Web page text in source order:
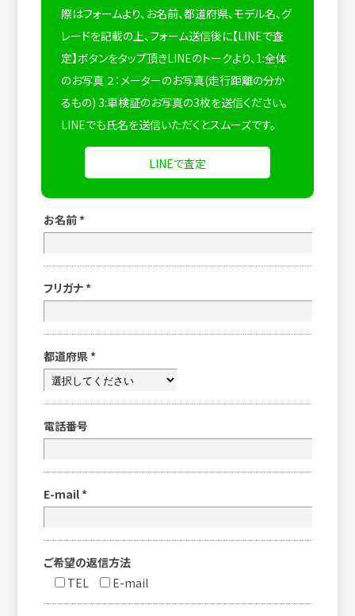
際はフォームより、お名前、都道府県、モデル名、グ
レードを記載の上、フォーム送信後に【LINEで査
定】ボタンをタップ頂きLINEのトークより、1:全体
のお写真 ２：メーターのお写真(走行距離の分か
るもの) 3:車検証のお写真の3枚を送信ください。
LINEでも氏名を送信いただくとスムーズです。
LINEで査定
お名前 *
フリガナ *
都道府県 *
電話番号
E-mail *
ご希望の返信方法
TEL
E-mail